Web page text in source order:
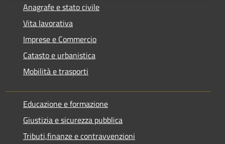
Anagrafe e stato civile
Vita lavorativa
Imprese e Commercio
Catasto e urbanistica
Mobilità e trasporti
Educazione e formazione
Giustizia e sicurezza pubblica
Tributi,finanze e contravvenzioni